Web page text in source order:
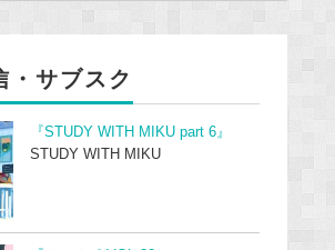
・サブスク
『STUDY WITH MIKU part 6』
STUDY WITH MIKU